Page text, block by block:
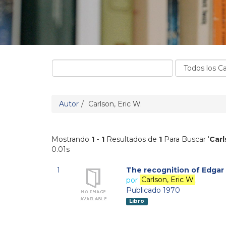
Autor Carlson, Eric W.
Mostrando 1 - 1 Resultados de 1 Para Buscar '
0.01s
1
The recognition of Edgar
por Carlson, Eric W .
Publicado 1970
Libro